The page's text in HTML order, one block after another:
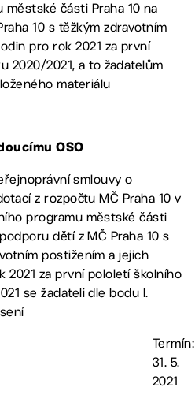
městské části Praha 10 na
10 s těžkým zdravotním
pro rok 2021 za první
2020/2021, a to žadatelům
materiálu
OSO
smlouvy o
z rozpočtu MČ Praha 10 v
programu městské části
dětí z MČ Praha 10 s
postižením a jejich
2021 za první pololetí školního
se žadateli dle bodu I.
Termín:
31. 5.
2021